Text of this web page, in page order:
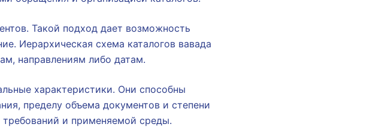
Такой подход дает возможность
Иерархическая схема каталогов вавада
направлениям либо датам.
характеристики. Они способны
пределу объема документов и степени
и применяемой среды.